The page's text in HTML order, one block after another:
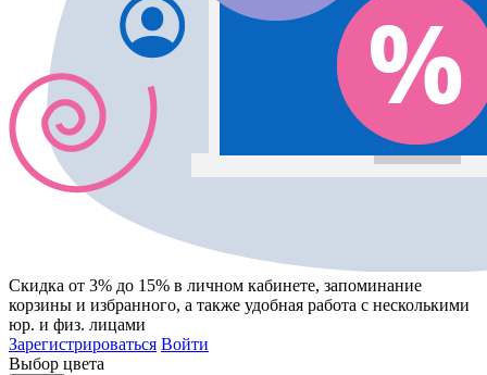
Скидка от 3% до 15% в личном кабинете, запоминание
корзины и избранного, а также удобная работа с несколькими
юр. и физ. лицами
Зарегистрироваться Войти
Выбор цвета